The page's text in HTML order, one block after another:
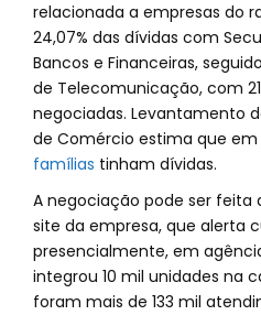
relacionada a empresas do
24,07% das dívidas com
Bancos e Financeiras,
de Telecomunicação, com
negociadas. Levantamento
de Comércio estima que
famílias tinham dívidas.
A negociação pode ser feita
site da empresa, que alerta
presencialmente, em
integrou 10 mil unidades na
foram mais de 133 mil